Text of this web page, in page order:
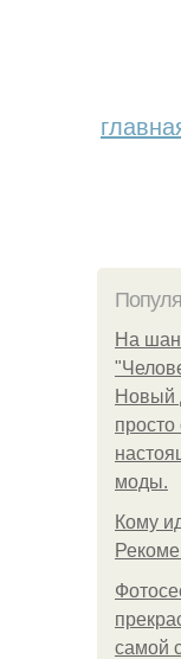
На
Новый
моды.
Кому
самой